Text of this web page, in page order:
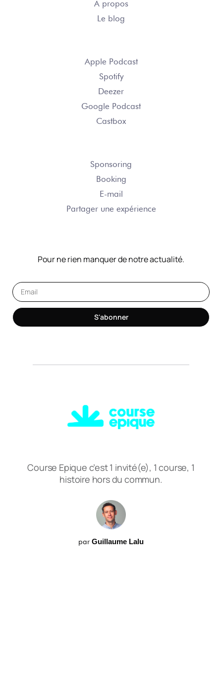
À propos
Le blog
Apple Podcast
Spotify
Deezer
Google Podcast
Castbox
Sponsoring
Booking
E-mail
Partager une expérience
Pour ne rien manquer de notre actualité.
S'abonner
Course Epique c’est 1 invité(e), 1 course, 1
histoire hors du commun.
par Guillaume Lalu